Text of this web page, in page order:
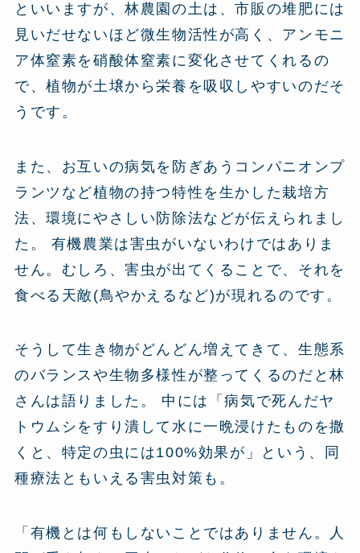
といいますが、林農園の土は、市販の堆肥には
見いだせないほど微生物活性が高く、アンモニ
ア体窒素を硝酸体窒素に変化させてくれるの
で、植物が土壌から栄養を吸収しやすいのだそ
うです。
また、お互いの病気を防ぎあうコンパニオンプ
ランツなど植物の持つ特性を生かした栽培方
法、環境にやさしい防除法などが伝えられまし
た。 有機農業は害虫がいないわけではありま
せん。むしろ、害虫が出てくることで、それを
食べる天敵(鳥やかえるなど)が現れるのです。
そうして生き物がどんどん増えてきて、生態系
のバランスや生物多様性が整ってくるのだと林
さんは語りました。 中には「病気で死んだヤ
トウムシをすり潰して水に一晩浸けたものを撒
くと、特定の虫には100%効果が」という、同
種療法ともいえる害虫対策も。
「有機とは何もしないことではありません。人